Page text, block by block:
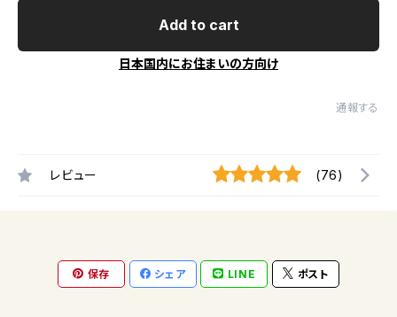
Add to cart
日本国内にお住まいの方向け
通報する
レビュー (76)
保存 シェア LINE ポスト